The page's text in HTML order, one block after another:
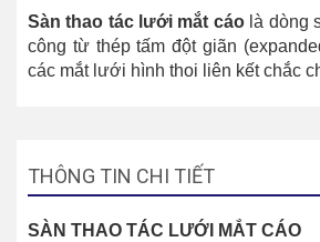
Sàn thao tác lưới mắt cáolà dòng
công từ thép tấm đột giãn
các mắt lưới hình thoi liên kết chắc
THÔNG TIN CHI TIẾT
SÀN THAO TÁC LƯỚI MẮT CÁO